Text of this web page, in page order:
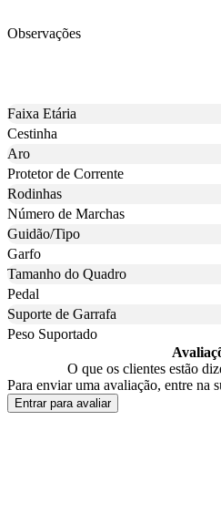
Observações
Faixa Etária
Cestinha
Aro
Protetor de Corrente
Rodinhas
Número de Marchas
Guidão/Tipo
Garfo
Tamanho do Quadro
Pedal
Suporte de Garrafa
Peso Suportado
O que os clientes estão
Para enviar uma avaliação, entre na
Entrar para avaliar